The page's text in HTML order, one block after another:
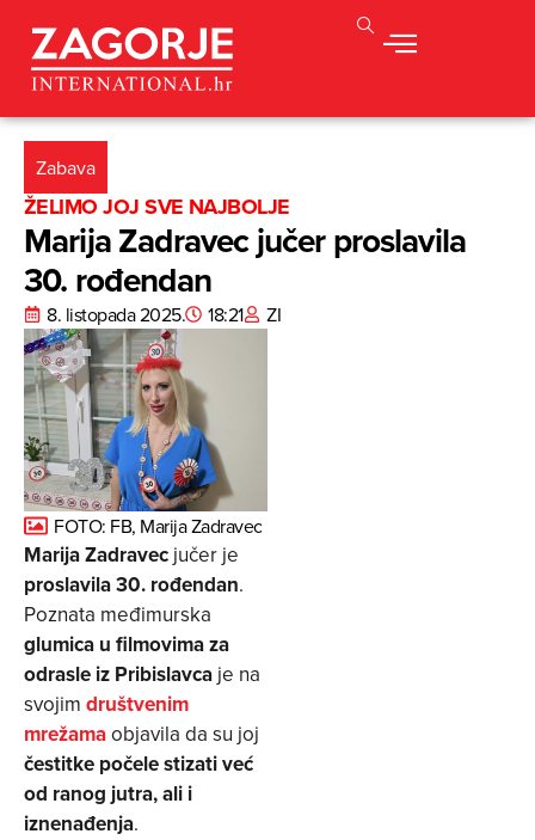
Zabava
ŽELIMO JOJ SVE NAJBOLJE
Marija Zadravec jučer proslavila
30. rođendan
8. listopada 2025. 18:21 ZI
FOTO: FB, Marija Zadravec
Marija Zadravec jučer je
proslavila 30. rođendan.
Poznata međimurska
glumica u filmovima za
odrasle iz Pribislavca je na
svojim društvenim
mrežamaobjavila da su joj
čestitke počele stizati već
od ranog jutra, ali i
iznenađenja.